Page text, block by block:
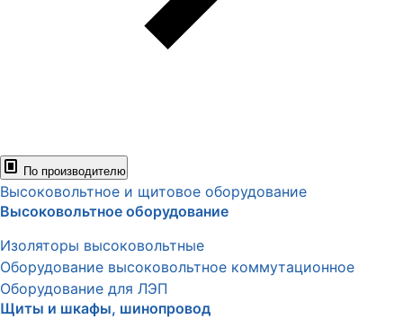
По производителю
Высоковольтное и щитовое оборудование
Высоковольтное оборудование
Изоляторы высоковольтные
Оборудование высоковольтное коммутационное
Оборудование для ЛЭП
Щиты и шкафы, шинопровод